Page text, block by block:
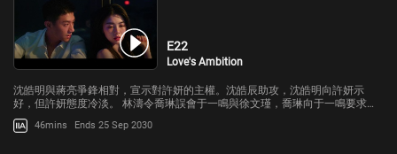
E22
Love's Ambition
沈皓明與蔣亮爭鋒相對，宣示對許妍的主權。沈皓辰助攻，沈皓明向許妍示
好，但許妍態度冷淡。 林濤令喬琳誤會于一鳴與徐文瑾，喬琳向于一鳴要求冷
靜一周。
46mins Ends 25 Sep 2030